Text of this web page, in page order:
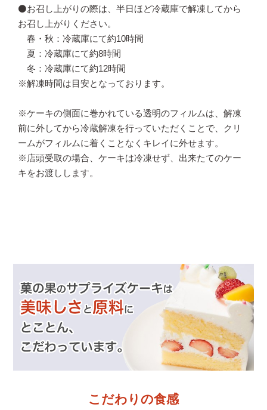
⚫️お召し上がりの際は、半日ほど冷蔵庫で解凍してから
お召し上がりください。
春・秋：冷蔵庫にて約10時間
夏：冷蔵庫にて約8時間
冬：冷蔵庫にて約12時間
※解凍時間は目安となっております。
※ケーキの側面に巻かれている透明のフィルムは、解凍
前に外してから冷蔵解凍を行っていただくことで、クリ
ームがフィルムに着くことなくキレイに外せます。
※店頭受取の場合、ケーキは冷凍せず、出来たてのケー
キをお渡しします。
こだわりの食感